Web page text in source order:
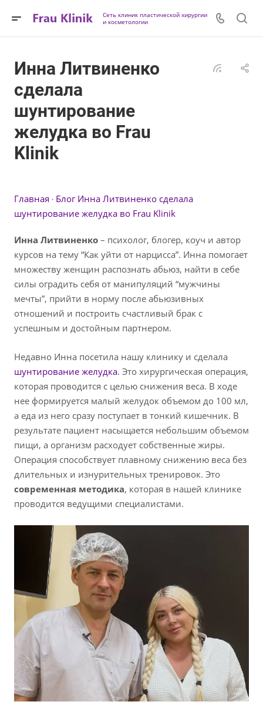
Сеть клиник пластической хирургии
и косметологии
Инна Литвиненко
сделала
шунтирование
желудка во Frau
Klinik
Главная Блог Инна Литвиненко сделала
шунтирование желудка во Frau Klinik
Инна Литвиненко – психолог, блогер, коуч и автор
курсов на тему “Как уйти от нарцисса”. Инна помогает
множеству женщин распознать абьюз, найти в себе
силы оградить себя от манипуляций “мужчины
мечты”, прийти в норму после абьюзивных
отношений и построить счастливый брак с
успешным и достойным партнером.
Недавно Инна посетила нашу клинику и сделала
шунтирование желудка. Это хирургическая операция,
которая проводится с целью снижения веса. В ходе
нее формируется малый желудок объемом до 100 мл,
а еда из него сразу поступает в тонкий кишечник. В
результате пациент насыщается небольшим объемом
пищи, а организм расходует собственные жиры.
Операция способствует плавному снижению веса без
длительных и изнурительных тренировок. Это
современная методика, которая в нашей клинике
проводится ведущими специалистами.